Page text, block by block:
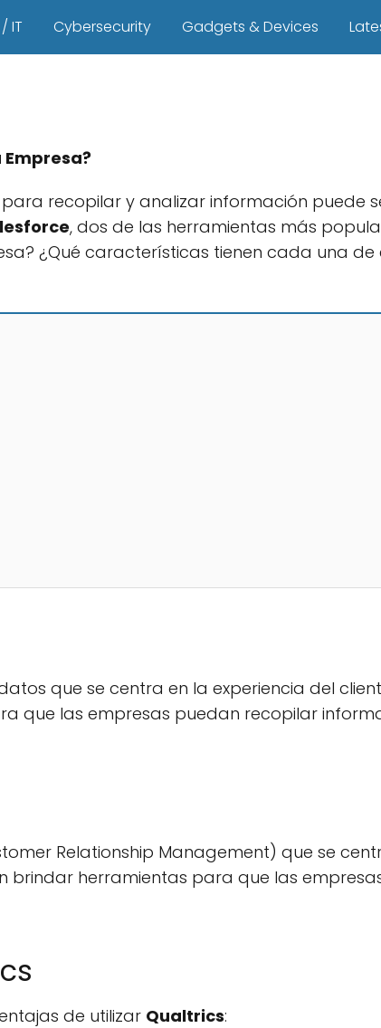
IT Cybersecurity Gadgets & Devices
recopilar y analizar información puede
, dos de las herramientas más
¿Qué características tienen cada una
que se centra en la experiencia del
que las empresas puedan recopilar
Relationship Management) que se
brindar herramientas para que las
de utilizar Qualtrics: